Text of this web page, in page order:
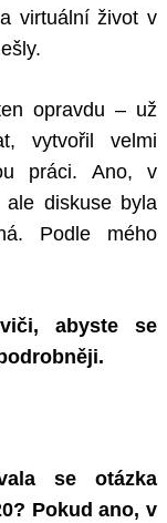
virtuální život v
opravdu – už
vytvořil velmi
práci. Ano, v
ale diskuse byla
Podle mého
abyste se
se otázka
Pokud ano, v